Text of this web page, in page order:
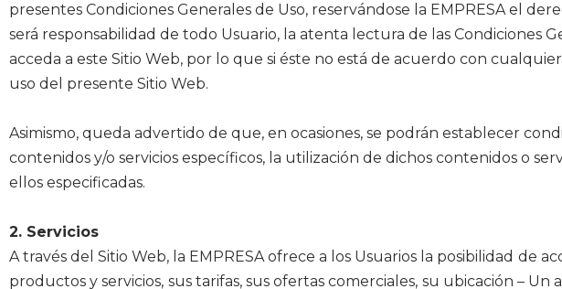
presentes Condiciones Generales de Uso, reservándose la EMPRESA el
será responsabilidad de todo Usuario, la atenta lectura de las Condiciones
acceda a este Sitio Web, por lo que si éste no está de acuerdo con
uso del presente Sitio Web.
Asimismo, queda advertido de que, en ocasiones, se podrán establecer
contenidos y/o servicios específicos, la utilización de dichos contenidos o
ellos especificadas.
2. Servicios
A través del Sitio Web, la EMPRESA ofrece a los Usuarios la posibilidad de
productos y servicios, sus tarifas, sus ofertas comerciales, su ubicación –